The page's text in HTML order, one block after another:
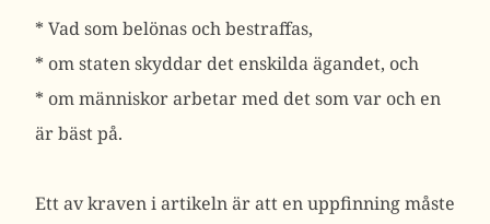
* Vad som belönas och bestraffas,
* om staten skyddar det enskilda ägandet, och
* om människor arbetar med det som var och en
är bäst på.
Ett av kraven i artikeln är att en uppfinning måste